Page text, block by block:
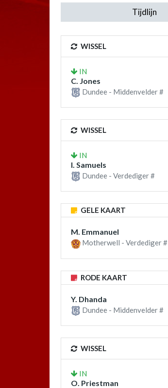
Tijdlijn
WISSEL
IN
C. Jones
Dundee - Middenvelder #
WISSEL
IN
I. Samuels
Dundee - Verdediger #
GELE KAART
M. Emmanuel
Motherwell - Verdediger #
RODE KAART
Y. Dhanda
Dundee - Middenvelder #
WISSEL
IN
O. Priestman